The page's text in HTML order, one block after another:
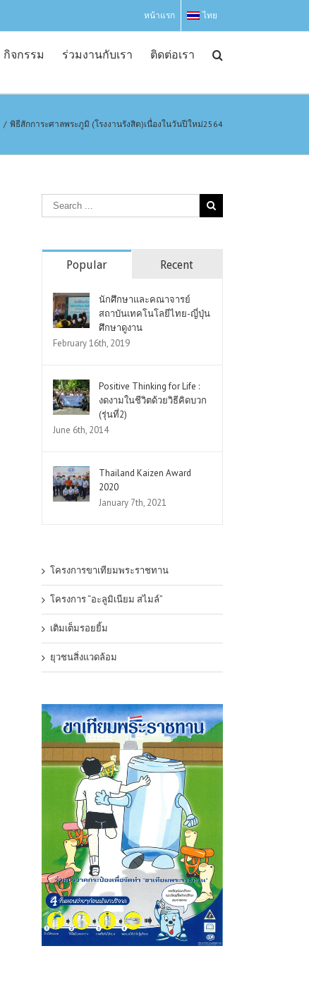
หน้าแรก ไทย
กิจกรรม ร่วมงานกับเรา ติดต่อเรา
/ พิธีสักการะศาลพระภูมิ (โรงงานรังสิต)เนื่องในวันปีใหม่2564
Popular Recent
นักศึกษาและคณาจารย์
สถาบันเทคโนโลยีไทย-ญี่ปุ่น
ศึกษาดูงาน
February 16th, 2019
Positive Thinking for Life :
งดงามในชีวิตด้วยวิธีคิดบวก
(รุ่นที่2)
June 6th, 2014
Thailand Kaizen Award
2020
January 7th, 2021
โครงการขาเทียมพระราชทาน
โครงการ “อะลูมิเนียม สไมล์”
เติมเต็มรอยยิ้ม
ยุวชนสิ่งแวดล้อม